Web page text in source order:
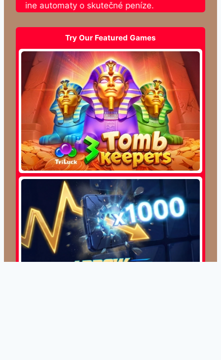
online automaty o skutečné peníze.
Try Our Featured Games